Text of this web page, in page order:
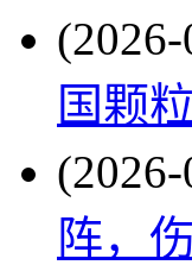
国颗
阵，